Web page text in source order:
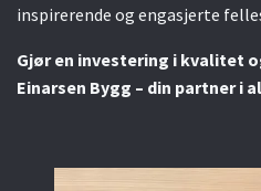
inspirerende og engasjerte
Gjør en investering i kvalitet
Einarsen Bygg – din partner i